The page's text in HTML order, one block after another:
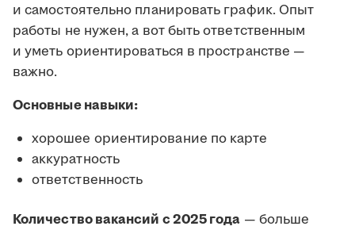
и самостоятельно планировать график. Опыт
работы не нужен, а вот быть ответственным
и уметь ориентироваться в пространстве —
важно.
Основные навыки:
хорошее ориентирование по карте
аккуратность
ответственность
Количество вакансий с 2025 года — больше